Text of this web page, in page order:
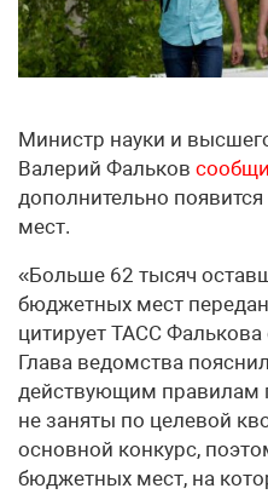
Министр науки и
Валерий Фальков
дополнительно
мест.
«Больше 62 тысяч
бюджетных мест
цитирует ТАСС
Глава ведомства
действующим правилам
не заняты по целевой
основной конкурс,
бюджетных мест, на